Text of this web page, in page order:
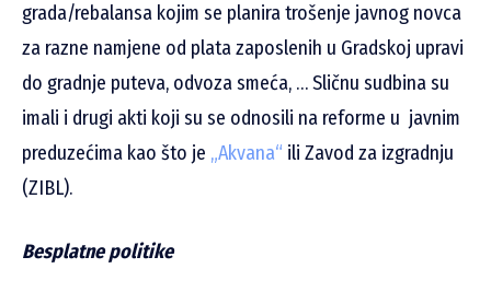
grada/rebalansa kojim se planira trošenje javnog novca
za razne namjene od plata zaposlenih u Gradskoj upravi
do gradnje puteva, odvoza smeća, … Sličnu sudbina su
imali i drugi akti koji su se odnosili na reforme u javnim
preduzećima kao što je „Akvana“ ili Zavod za izgradnju
(ZIBL).
Besplatne politike